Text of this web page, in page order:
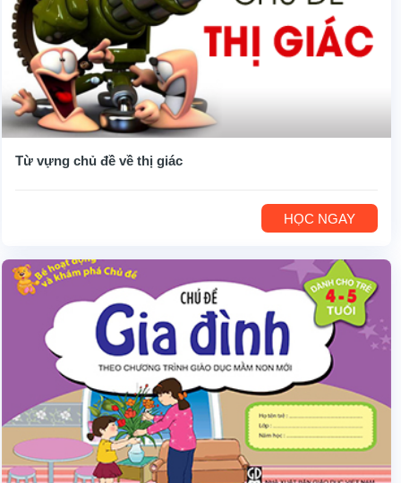
Từ vựng chủ đề về thị giác
HỌC NGAY